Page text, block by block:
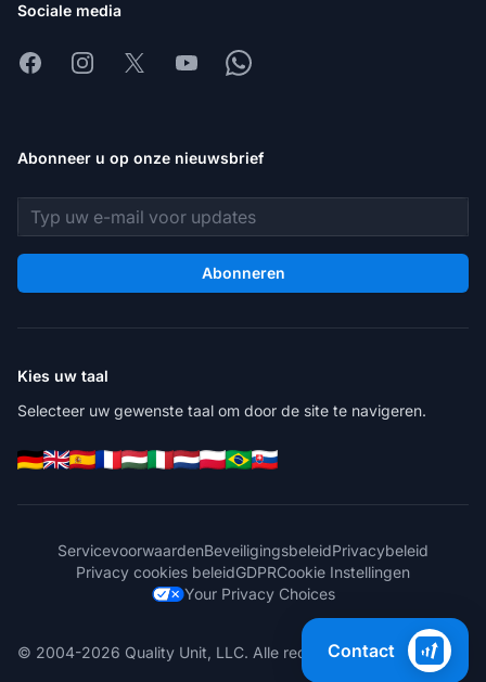
Sociale media
FacebookInstagram
X YoutubeWhatsapp
Abonneer u op onze nieuwsbrief
E-mailadres
Abonneren
Kies uw taal
Selecteer uw gewenste taal om door de site te navigeren.
ServicevoorwaardenBeveiligingsbeleidPrivacybeleid
Privacy cookies beleidGDPRCookie Instellingen
Your Privacy Choices
© 2004-2026 Quality Unit, LLC. Alle rechten voorbehouden.
Contact